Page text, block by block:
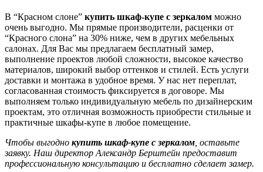
В “Красном слоне” купить шкаф-купе с зеркалом можно
очень выгодно. Мы прямые производители, расценки от
“Красного слона” на 30% ниже, чем в других мебельных
салонах. Для Вас мы предлагаем бесплатный замер,
выполнение проектов любой сложности, высокое качество
материалов, широкий выбор оттенков и стилей. Есть услуги
доставки и монтажа в удобное время. У нас нет переплат,
согласованная стоимость фиксируется в договоре. Мы
выполняем только индивидуальную мебель по дизайнерским
проектам, это отличная возможность приобрести стильные и
практичные шкафы-купе в любое помещение.
Чтобы выгодно купить шкаф-купе с зеркалом , оставьте
заявку. Наш директор Александр Берштейн предоставит
профессиональную консультацию и бесплатно сделает замер.